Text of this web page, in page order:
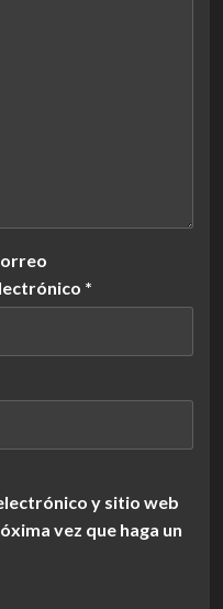
*
y sitio web
vez que haga un